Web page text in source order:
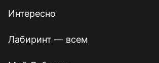
Интересно
Лабиринт — всем